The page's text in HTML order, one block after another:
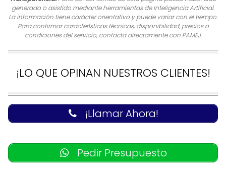
generado o asistido mediante herramientas de Inteligencia Artificial.
La información tiene carácter orientativo y puede variar con el tiempo.
Para confirmar características técnicas, disponibilidad, precios o
condiciones del servicio, contacta directamente con PAMEJ.
¡LO QUE OPINAN NUESTROS CLIENTES!
¡Llamar Ahora!
Pedir Presupuesto